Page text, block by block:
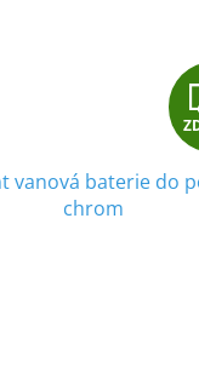
vanová baterie do
chrom